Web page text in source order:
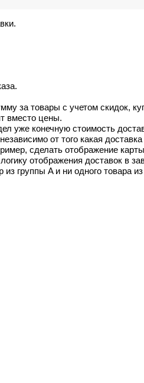
за товары с учетом скидок,
вместо цены.
уже конечную стоимость
от того какая
сделать отображение
отображения доставок в
группы A и ни одного товара